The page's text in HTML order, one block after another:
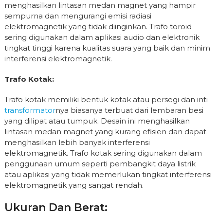
menghasilkan lintasan medan magnet yang hampir
sempurna dan mengurangi emisi radiasi
elektromagnetik yang tidak diinginkan. Trafo toroid
sering digunakan dalam aplikasi audio dan elektronik
tingkat tinggi karena kualitas suara yang baik dan minim
interferensi elektromagnetik.
Trafo Kotak:
Trafo kotak memiliki bentuk kotak atau persegi dan inti
transformatornya biasanya terbuat dari lembaran besi
yang dilipat atau tumpuk. Desain ini menghasilkan
lintasan medan magnet yang kurang efisien dan dapat
menghasilkan lebih banyak interferensi
elektromagnetik. Trafo kotak sering digunakan dalam
penggunaan umum seperti pembangkit daya listrik
atau aplikasi yang tidak memerlukan tingkat interferensi
elektromagnetik yang sangat rendah.
Ukuran Dan Berat: